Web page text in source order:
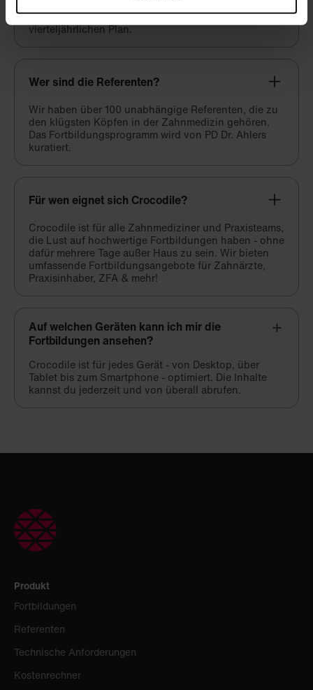
€ / Monat im Jahresplan und ab 59 € / Monat im
vierteljährlichen Plan.
Wer sind die Referenten?
Wir haben über 100 unabhängige Referenten, die zu
den klügsten Köpfen in der Zahnmedizin gehören.
Das Fortbildungsprogramm wird von PD Dr. Ahlers
kuratiert.
Für wen eignet sich Crocodile?
Crocodile ist für alle Zahnmediziner und Praxisteams,
die Lust auf hochwertige Fortbildungen haben - ohne
dafür mehrere Tage außer Haus zu sein. Wir bieten
umfassende Fortbildungsangebote für Zahnärzte,
Praxisinhaber, ZFA & mehr!
Auf welchen Geräten kann ich mir die
Fortbildungen ansehen?
Crocodile ist für jedes Gerät - von Desktop, über
Tablet bis zum Smartphone - optimiert. Die Inhalte
kannst du jederzeit und von überall abrufen.
Produkt
Fortbildungen
Referenten
Technische Anforderungen
Kostenrechner